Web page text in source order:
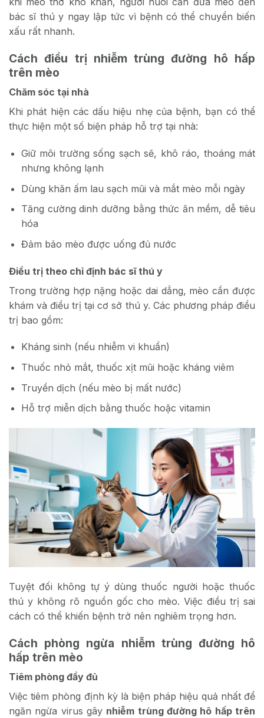
bác sĩ thú y ngay lập tức vì bệnh có thể chuyển biến
xấu rất nhanh.
Cách điều trị nhiễm trùng đường hô hấp
trên mèo
Chăm sóc tại nhà
Khi phát hiện các dấu hiệu nhẹ của bệnh, bạn có thể
thực hiện một số biện pháp hỗ trợ tại nhà:
Giữ môi trường sống sạch sẽ, khô ráo, thoáng mát
nhưng không lạnh
Dùng khăn ấm lau sạch mũi và mắt mèo mỗi ngày
Tăng cường dinh dưỡng bằng thức ăn mềm, dễ tiêu
hóa
Đảm bảo mèo được uống đủ nước
Điều trị theo chỉ định bác sĩ thú y
Trong trường hợp nặng hoặc dai dẳng, mèo cần được
khám và điều trị tại cơ sở thú y. Các phương pháp điều
trị bao gồm:
Kháng sinh (nếu nhiễm vi khuẩn)
Thuốc nhỏ mắt, thuốc xịt mũi hoặc kháng viêm
Truyền dịch (nếu mèo bị mất nước)
Hỗ trợ miễn dịch bằng thuốc hoặc vitamin
Tuyệt đối không tự ý dùng thuốc người hoặc thuốc
thú y không rõ nguồn gốc cho mèo. Việc điều trị sai
cách có thể khiến bệnh trở nên nghiêm trọng hơn.
Cách phòng ngừa nhiễm trùng đường hô
hấp trên mèo
Tiêm phòng đầy đủ
Việc tiêm phòng định kỳ là biện pháp hiệu quả nhất để
ngăn ngừa virus gây nhiễm trùng đường hô hấp trên